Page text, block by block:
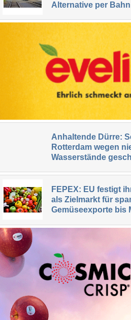
Alternative per Bahn
Anhaltende Dürre:
Rotterdam wegen
Wasserstände
FEPEX: EU festigt
als Zielmarkt für
Gemüseexporte bis